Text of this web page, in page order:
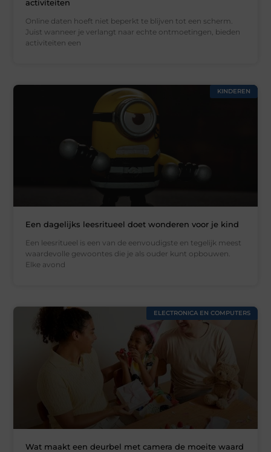
activiteiten
Online daten hoeft niet beperkt te blijven tot een scherm.
Juist wanneer je verlangt naar echte ontmoetingen, bieden
activiteiten een
KINDEREN
Een dagelijks leesritueel doet wonderen voor je kind
Een leesritueel is een van de eenvoudigste en tegelijk meest
waardevolle gewoontes die je als ouder kunt opbouwen.
Elke avond
ELECTRONICA EN COMPUTERS
Wat maakt een deurbel met camera de moeite waard